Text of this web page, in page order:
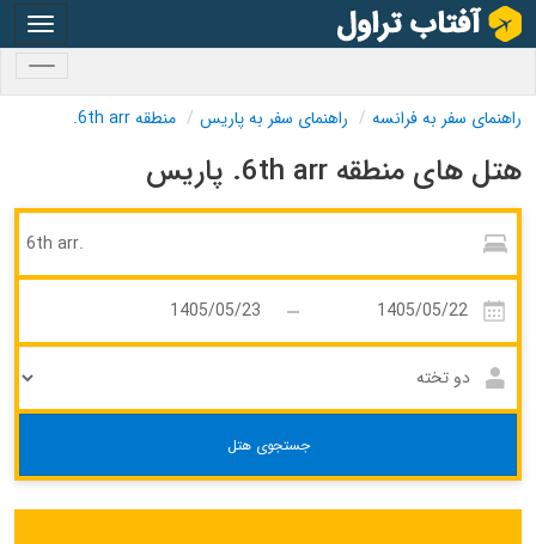
راهنمای سفر به فرانسه راهنمای سفر به پاریس منطقه 6th arr.
هتل های منطقه 6th arr. پاریس
جستجوی هتل